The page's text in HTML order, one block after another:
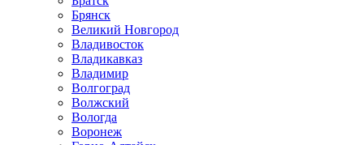
Брянск
Великий Новгород
Владивосток
Владикавказ
Владимир
Волгоград
Волжский
Вологда
Воронеж